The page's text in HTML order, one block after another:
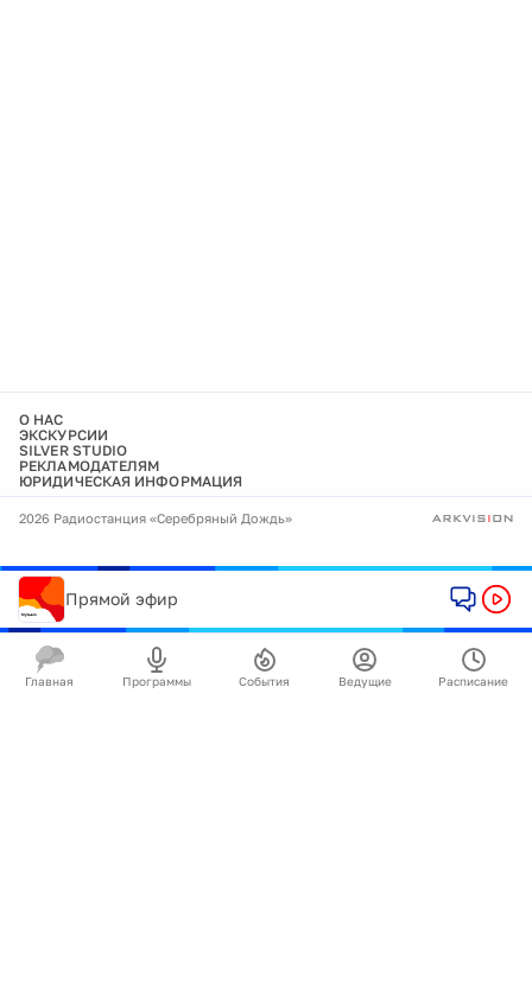
О НАС
ЭКСКУРСИИ
SILVER STUDIO
РЕКЛАМОДАТЕЛЯМ
ЮРИДИЧЕСКАЯ ИНФОРМАЦИЯ
2026 Радиостанция «Серебряный Дождь»
Прямой эфир
Главная Программы События Ведущие Расписание